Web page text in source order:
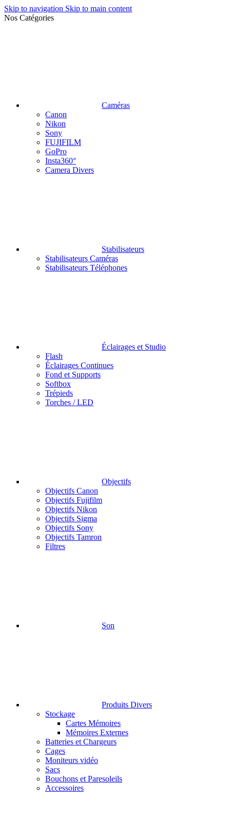
Skip to navigation Skip to main content
Nos Catégories
Caméras
Canon
Nikon
Sony
FUJIFILM
GoPro
Insta360°
Camera Divers
Stabilisateurs
Stabilisateurs Caméras
Stabilisateurs Téléphones
Éclairages et Studio
Flash
Éclairages Continues
Fond et Supports
Softbox
Trépieds
Torches / LED
Objectifs
Objectifs Canon
Objectifs Fujifilm
Objectifs Nikon
Objectifs Sigma
Objectifs Sony
Objectifs Tamron
Filtres
Son
Produits Divers
Stockage
Cartes Mémoires
Mémoires Externes
Batteries et Chargeurs
Cages
Moniteurs vidéo
Sacs
Bouchons et Paresoleils
Accessoires